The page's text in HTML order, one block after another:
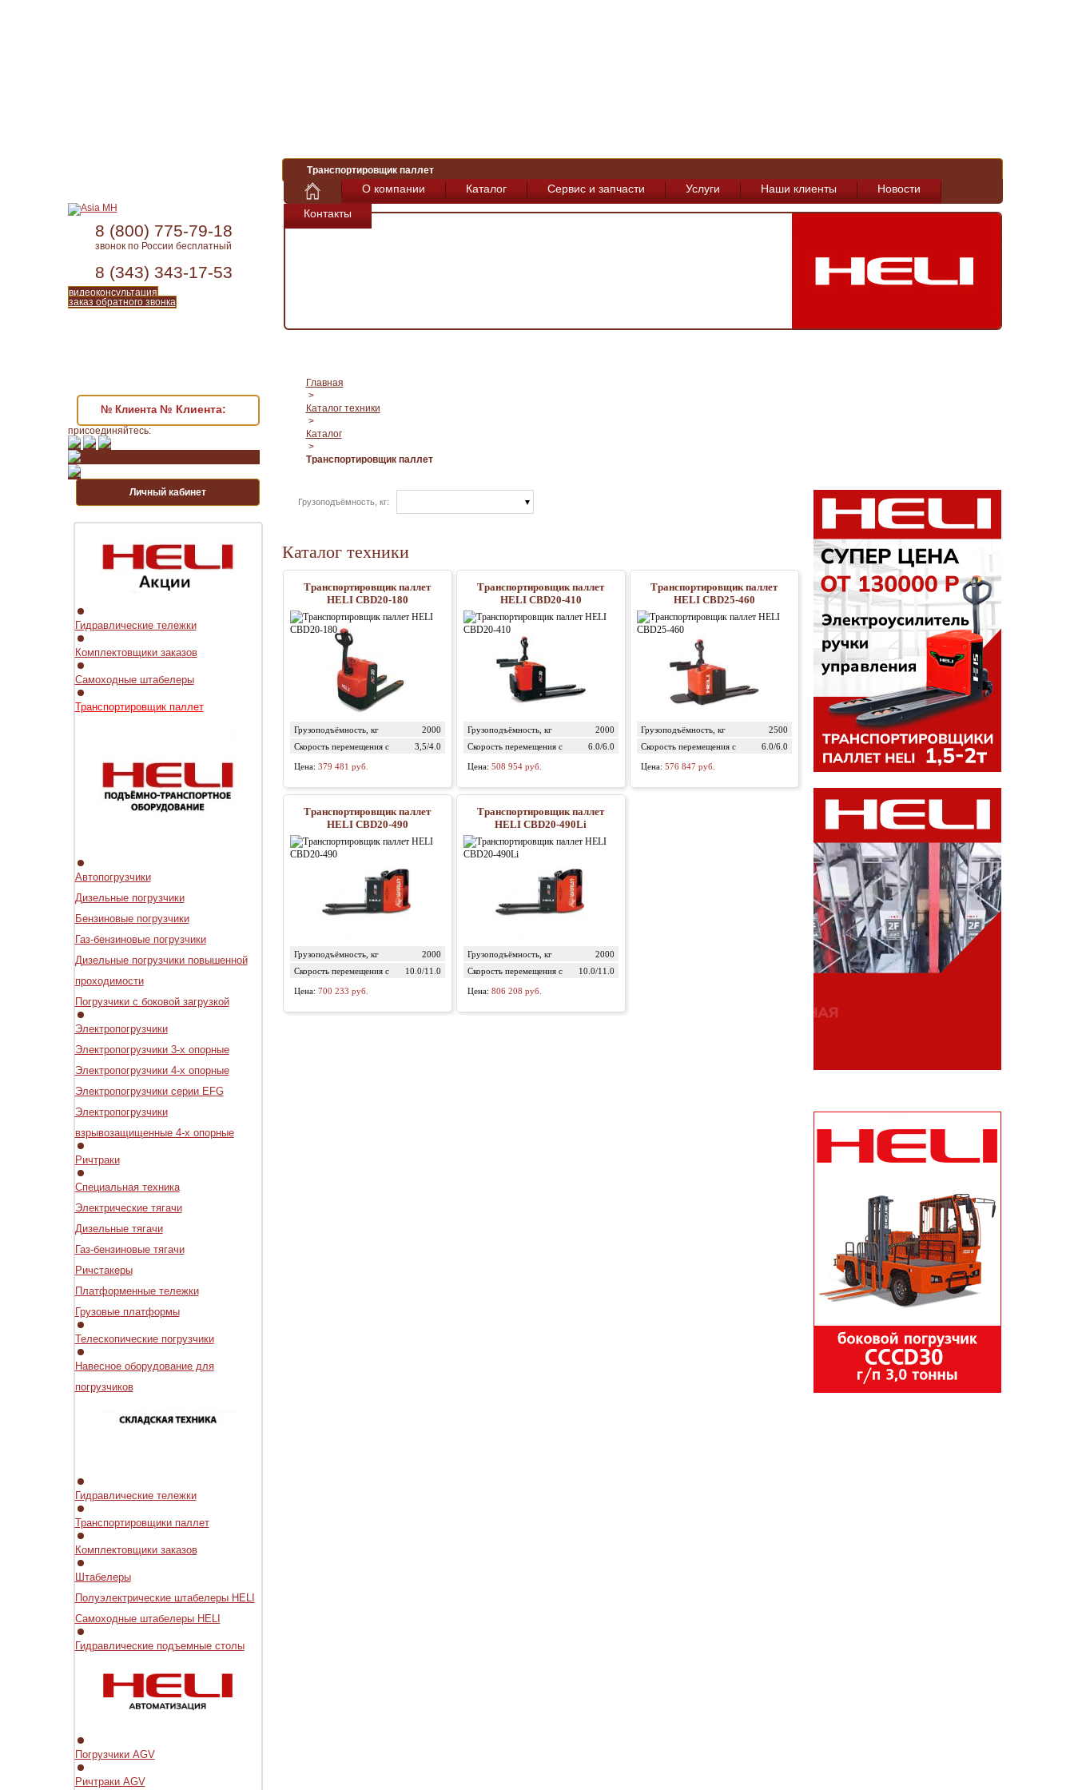
8 (800) 775-79-18
звонок по России бесплатный
8 (343) 343-17-53
видеоконсультация
заказ обратного звонка
№ Клиента № Клиента:
присоединяйтесь:
Личный кабинет
Гидравлические тележки
Комплектовщики заказов
Самоходные штабелеры
Транспортировщик паллет
Автопогрузчики
Дизельные погрузчики
Бензиновые погрузчики
Газ-бензиновые погрузчики
Дизельные погрузчики повышенной
проходимости
Погрузчики с боковой загрузкой
Электропогрузчики
Электропогрузчики 3-х опорные
Электропогрузчики 4-х опорные
Электропогрузчики серии EFG
Электропогрузчики
взрывозащищенные 4-х опорные
Ричтраки
Специальная техника
Электрические тягачи
Дизельные тягачи
Газ-бензиновые тягачи
Ричстакеры
Платформенные тележки
Грузовые платформы
Телескопические погрузчики
Навесное оборудование для
погрузчиков
Гидравлические тележки
Транспортировщики паллет
Комплектовщики заказов
Штабелеры
Полуэлектрические штабелеры HELI
Самоходные штабелеры HELI
Гидравлические подъемные столы
Погрузчики AGV
Ричтраки AGV
О компании Каталог Сервис и запчасти Услуги Наши клиенты
Новости
Контакты
Главная
>
Каталог техники
>
Каталог
>
Транспортировщик паллет
Транспортировщик паллет
Грузоподъёмность, кг:
Каталог техники
Транспортировщик паллет
HELI CBD20-180
Грузоподъёмность, кг
2000
Скорость перемещения с
3,5/4.0
Цена: 379 481 руб.
Транспортировщик паллет
HELI CBD20-410
Грузоподъёмность, кг
2000
Скорость перемещения с
6.0/6.0
Цена: 508 954 руб.
Транспортировщик паллет
HELI CBD25-460
Грузоподъёмность, кг
2500
Скорость перемещения с
6.0/6.0
Цена: 576 847 руб.
Транспортировщик паллет
HELI CBD20-490
Грузоподъёмность, кг
2000
Скорость перемещения с
10.0/11.0
Цена: 700 233 руб.
Транспортировщик паллет
HELI CBD20-490Li
Грузоподъёмность, кг
2000
Скорость перемещения с
10.0/11.0
Цена: 806 208 руб.